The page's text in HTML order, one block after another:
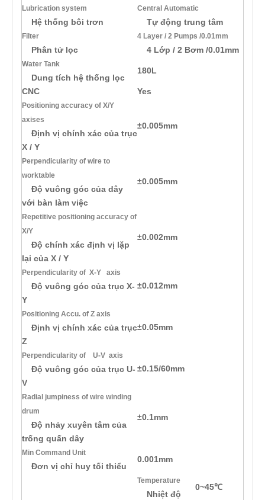
Lubrication system
Hệ thống bôi trơn
Central Automatic
Tự động trung tâm
Filter
Phân tử lọc
4 Layer / 2 Pumps /0.01mm
4 Lớp / 2 Bơm /0.01mm
Water Tank
Dung tích hệ thống lọc
180L
CNC Yes
Positioning accuracy of X/Y
axises
Định vị chính xác của trục
X / Y
±0.005mm
Perpendicularity of wire to
worktable
Độ vuông góc của dây
với bàn làm việc
±0.005mm
Repetitive positioning accuracy of
X/Y
Độ chính xác định vị lặp
lại của X / Y
±0.002mm
Perpendicularity of X-Y axis
Độ vuông góc của trục X-
Y
±0.012mm
Positioning Accu. of Z axis
Định vị chính xác của trục
Z
±0.05mm
Perpendicularity of U-V axis
Độ vuông góc của trục U-
V
±0.15/60mm
Rad ial jumpiness of wire winding
drum
Độ nhảy xuyên tâm của
trống quấn dây
±0.1mm
Min Command Unit
Đơn vị chỉ huy tối thiểu
0.001mm
Temperature
Nhiệt độ
0~45℃